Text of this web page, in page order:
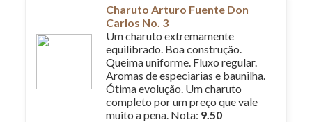
Charuto Arturo Fuente Don
Carlos No. 3
Um charuto extremamente
equilibrado. Boa construção.
Queima uniforme. Fluxo regular.
Aromas de especiarias e baunilha.
Ótima evolução. Um charuto
completo por um preço que vale
muito a pena. Nota: 9.50